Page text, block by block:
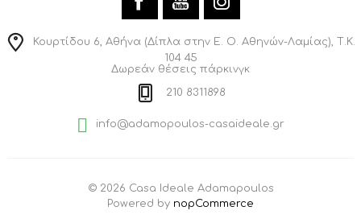
Κουρτίδου 6, Αθήνα (Δίπλα στην Ε. Ο. Αθηνών-Λαμίας), Τ.Κ.
104 45
Δωρεάν θέσεις πάρκινγκ
210 8311898
info@adamopoulos-casaideale.gr
© 2026 Casa Ideale Adamapoulos
Powered by nopCommerce